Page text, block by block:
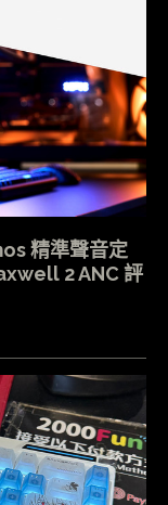
精準聲音定
2 ANC 評